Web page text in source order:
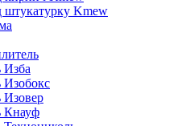
штукатурку Kmew
Изба
Изобокс
Изовер
Кнауф